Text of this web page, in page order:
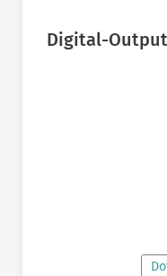
Digital-